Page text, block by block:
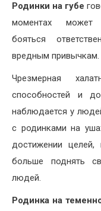
Родинки на губе
моментах может
бояться
вредным привычкам.
Чрезмерная
способностей и
наблюдается у
с родинками на
достижении
больше поднять
людей.
Родинка на